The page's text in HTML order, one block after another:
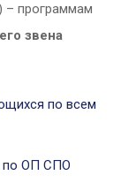
– программам
звена
по всем
по ОП СПО